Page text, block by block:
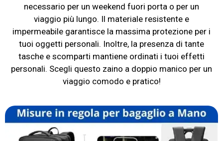
necessario per un weekend fuori porta o per un
viaggio più lungo. Il materiale resistente e
impermeabile garantisce la massima protezione per i
tuoi oggetti personali. Inoltre, la presenza di tante
tasche e scomparti mantiene ordinati i tuoi effetti
personali. Scegli questo zaino a doppio manico per un
viaggio comodo e pratico!